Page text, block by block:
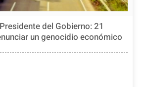
del Gobierno: 21
un genocidio económico